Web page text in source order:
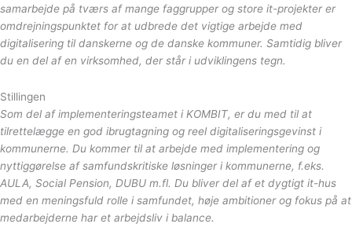
samarbejde på tværs af mange faggrupper og store it-projekter er
omdrejningspunktet for at udbrede det vigtige arbejde med
digitalisering til danskerne og de danske kommuner. Samtidig bliver
du en del af en virksomhed, der står i udviklingens tegn.
Stillingen
Som del af implementeringsteamet i KOMBIT, er du med til at
tilrettelægge en god ibrugtagning og reel digitaliseringsgevinst i
kommunerne. Du kommer til at arbejde med implementering og
nyttiggørelse af samfundskritiske løsninger i kommunerne, f.eks.
AULA, Social Pension, DUBU m.fl. Du bliver del af et dygtigt it-hus
med en meningsfuld rolle i samfundet, høje ambitioner og fokus på at
medarbejderne har et arbejdsliv i balance.